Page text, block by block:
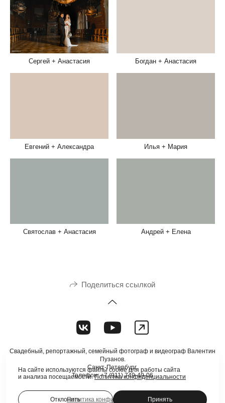
Сергей + Анастасия Богдан + Анастасия
Евгений + Александра Илья + Мария
Андрей + Елена
Святослав + Анастасия
Поделиться ссылкой
Свадебный, репортажный, семейный фотограф и видеограф Валентин
Пузанов.
Санкт-Петербург.
Телефон: +7 (911) 749-49-06
Политика конфиденциальности
На сайте используются файлы cookie для работы сайта
и анализа посещаемости.Политика конфиденциальности
Отклонить Принять